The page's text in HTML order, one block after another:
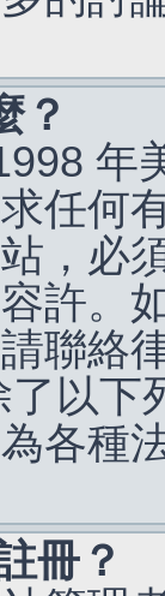
？
年
任何
，必
許。
聯絡
以下
各種
冊？